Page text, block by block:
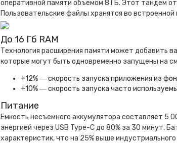
оперативной памяти объемом 8 ГБ. Этот тандем
Пользовательские файлы хранятся во встроенной
До 16 Гб RAM
Технология расширения памяти может добавить
которые могут быть одновременно запущены на
+12% ― скорость запуска приложения из
+10% ― скорость запуска часто
Питание
Емкость несъемного аккумулятора составляет
энергией через USB Type-C до 80% за 30 минут.
характеристик, что на 25% выше